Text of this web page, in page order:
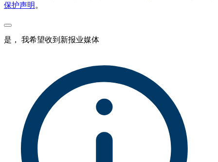
保护声明 。
是， 我希望收到新报业媒体